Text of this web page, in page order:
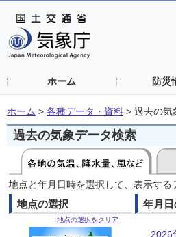
ホーム 防災
ホーム > 各種データ・資料 > 過去の気
過去の気象データ検索
地点と年月日時を選択して、表示す
地点の選択
地点の選択をクリア
年月
2026